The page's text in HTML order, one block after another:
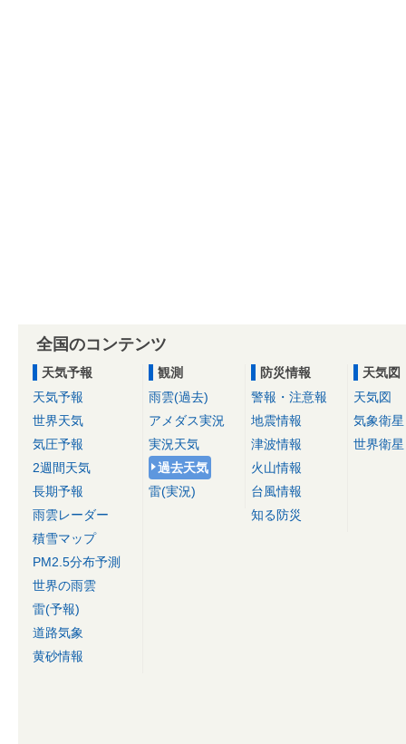
全国のコンテンツ
天気予報
天気予報
世界天気
気圧予報
2週間天気
長期予報
雨雲レーダー
積雪マップ
PM2.5分布予測
世界の雨雲
雷(予報)
道路気象
黄砂情報
観測
雨雲(過去)
アメダス実況
実況天気
過去天気
雷(実況)
防災情報
警報・注意報
地震情報
津波情報
火山情報
台風情報
知る防災
天気図
天気図
気象衛星
世界衛星